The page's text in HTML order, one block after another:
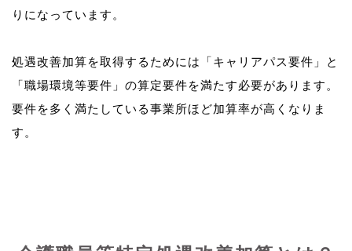
りになっています。
処遇改善加算を取得するためには「キャリアパス要件」と
「職場環境等要件」の算定要件を満たす必要があります。
要件を多く満たしている事業所ほど加算率が高くなりま
す。